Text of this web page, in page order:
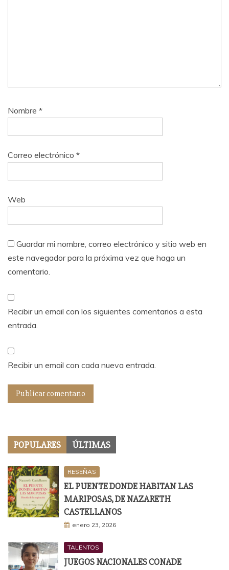
Nombre *
Correo electrónico *
Web
Guardar mi nombre, correo electrónico y sitio web en
este navegador para la próxima vez que haga un
comentario.
Recibir un email con los siguientes comentarios a esta
entrada.
Recibir un email con cada nueva entrada.
POPULARES ÚLTIMAS
RESEÑAS
EL PUENTE DONDE HABITAN LAS
MARIPOSAS, DE NAZARETH
CASTELLANOS
enero 23, 2026
TALENTOS
JUEGOS NACIONALES CONADE